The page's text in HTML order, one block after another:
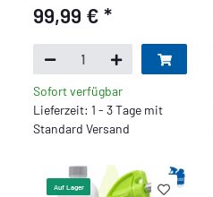
99,99 €*
Sofort verfügbar
Lieferzeit: 1 - 3 Tage mit
Standard Versand
Auf Lager